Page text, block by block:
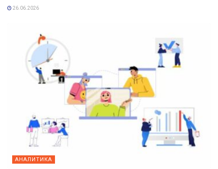
26.06.2026
АНАЛИТИКА